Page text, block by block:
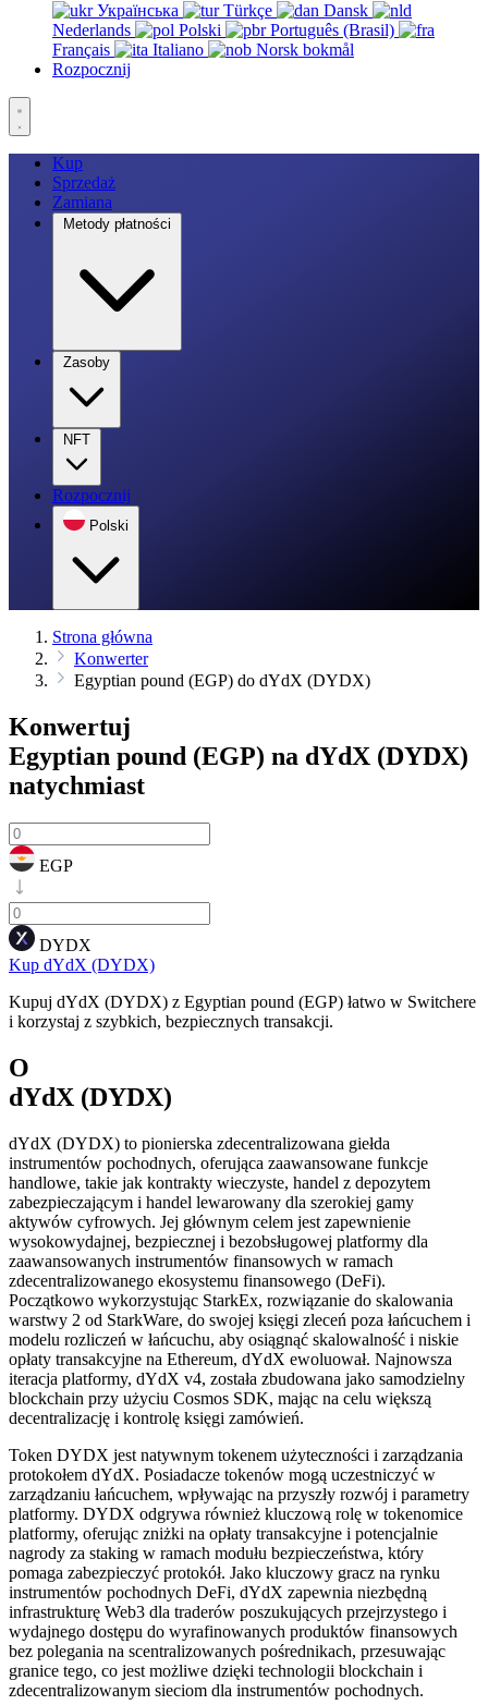
Українська
Türkçe
Dansk
Nederlands
Polski
Português (Brasil)
Français
Italiano
Norsk bokmål
Rozpocznij
Kup
Sprzedaż
Zamiana
Metody płatności
Zasoby
NFT
Rozpocznij
Polski
Strona główna
Konwerter
Egyptian pound (EGP) do dYdX (DYDX)
Konwertuj
Egyptian pound (EGP) na dYdX (DYDX)
natychmiast
EGP
DYDX
Kup dYdX (DYDX)
Kupuj dYdX (DYDX) z Egyptian pound (EGP) łatwo w Switchere
i korzystaj z szybkich, bezpiecznych transakcji.
O
dYdX (DYDX)
dYdX (DYDX) to pionierska zdecentralizowana giełda
instrumentów pochodnych, oferująca zaawansowane funkcje
handlowe, takie jak kontrakty wieczyste, handel z depozytem
zabezpieczającym i handel lewarowany dla szerokiej gamy
aktywów cyfrowych. Jej głównym celem jest zapewnienie
wysokowydajnej, bezpiecznej i bezobsługowej platformy dla
zaawansowanych instrumentów finansowych w ramach
zdecentralizowanego ekosystemu finansowego (DeFi).
Początkowo wykorzystując StarkEx, rozwiązanie do skalowania
warstwy 2 od StarkWare, do swojej księgi zleceń poza łańcuchem i
modelu rozliczeń w łańcuchu, aby osiągnąć skalowalność i niskie
opłaty transakcyjne na Ethereum, dYdX ewoluował. Najnowsza
iteracja platformy, dYdX v4, została zbudowana jako samodzielny
blockchain przy użyciu Cosmos SDK, mając na celu większą
decentralizację i kontrolę księgi zamówień.
Token DYDX jest natywnym tokenem użyteczności i zarządzania
protokołem dYdX. Posiadacze tokenów mogą uczestniczyć w
zarządzaniu łańcuchem, wpływając na przyszły rozwój i parametry
platformy. DYDX odgrywa również kluczową rolę w tokenomice
platformy, oferując zniżki na opłaty transakcyjne i potencjalnie
nagrody za staking w ramach modułu bezpieczeństwa, który
pomaga zabezpieczyć protokół. Jako kluczowy gracz na rynku
instrumentów pochodnych DeFi, dYdX zapewnia niezbędną
infrastrukturę Web3 dla traderów poszukujących przejrzystego i
wydajnego dostępu do wyrafinowanych produktów finansowych
bez polegania na scentralizowanych pośrednikach, przesuwając
granice tego, co jest możliwe dzięki technologii blockchain i
zdecentralizowanym sieciom dla instrumentów pochodnych.